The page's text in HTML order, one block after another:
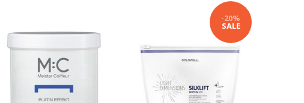
-20%
SALE